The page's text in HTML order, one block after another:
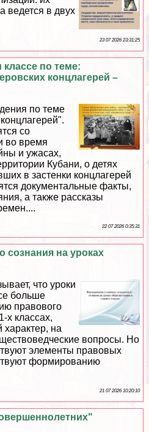
ведется в двух
23 07 2026 23:31:25
по теме:
концлагерей –
по теме
со
во время
и ужасах,
Кубани, о детях
в застенки концлагерей
документальные факты,
а также рассказы
22 07 2026 0:35:31
сознания на уроках
что уроки
больше
правового
х классах,
на
вопросы. Но
элементы правовых
формированию
21 07 2026 10:20:10